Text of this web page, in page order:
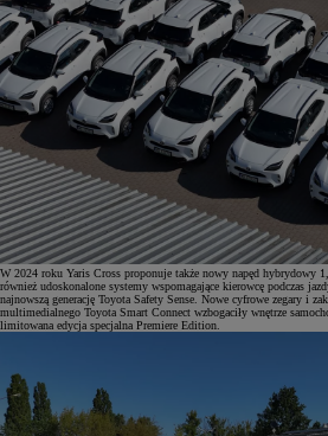
W 2024 roku Yaris Cross proponuje także nowy napęd hybrydowy
również udoskonalone systemy wspomagające kierowcę podczas
najnowszą generację Toyota Safety Sense. Nowe cyfrowe zegary i
multimedialnego Toyota Smart Connect wzbogaciły wnętrze
limitowana edycja specjalna Premiere Edition.